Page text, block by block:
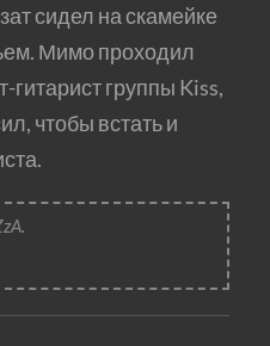
сидел на скамейке
Мимо проходил
группы Kiss,
чтобы встать и